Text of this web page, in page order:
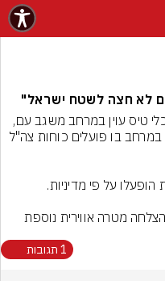
לא חצה לשטח ישראל"
כמו כן, לפני זמן קצר, חיל האוויר יירט בהצלחה מטרה אווירית נוספת
1 תגובות